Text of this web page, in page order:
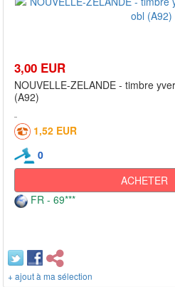
3,00 EUR
NOUVELLE-ZELANDE - timbre
(A92)
1,52 EUR
0
ACHETER
FR - 69***
+ ajout à ma sélection